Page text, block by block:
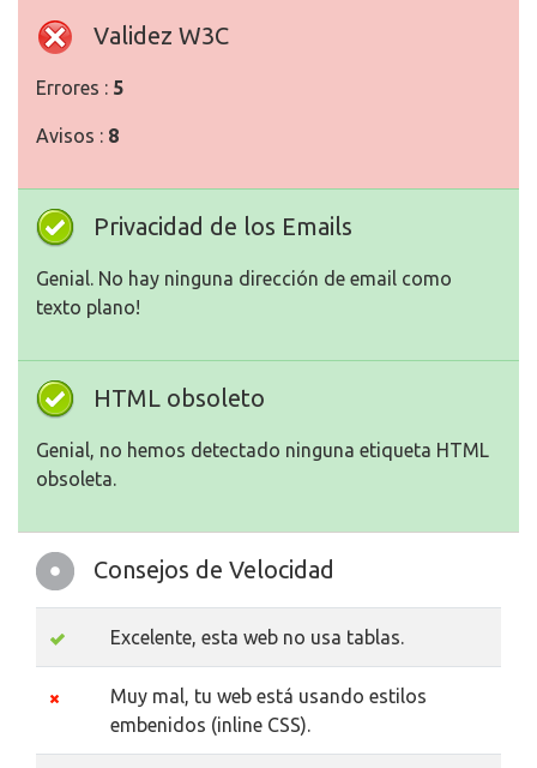
Validez W3C
Errores : 5
Avisos : 8
Privacidad de los Emails
Genial. No hay ninguna dirección de email como
texto plano!
HTML obsoleto
Genial, no hemos detectado ninguna etiqueta HTML
obsoleta.
Consejos de Velocidad
Excelente, esta web no usa tablas.
Muy mal, tu web está usando estilos
embenidos (inline CSS).